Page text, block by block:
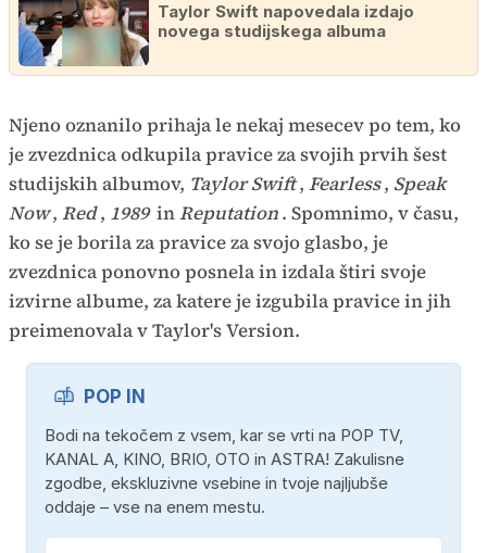
Taylor Swift napovedala izdajo
novega studijskega albuma
Njeno oznanilo prihaja le nekaj mesecev po tem, ko
je zvezdnica odkupila pravice za svojih prvih šest
studijskih albumov, Taylor Swift, Fearless, Speak
Now, Red, 1989 inReputation. Spomnimo, v času,
ko se je borila za pravice za svojo glasbo, je
zvezdnica ponovno posnela in izdala štiri svoje
izvirne albume, za katere je izgubila pravice in jih
preimenovala v Taylor's Version.
POP IN
Bodi na tekočem z vsem, kar se vrti na POP TV,
KANAL A, KINO, BRIO, OTO in ASTRA! Zakulisne
zgodbe, ekskluzivne vsebine in tvoje najljubše
oddaje – vse na enem mestu.